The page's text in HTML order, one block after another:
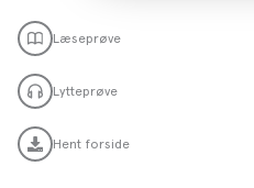
Læseprøve
Lytteprøve
Hent forside